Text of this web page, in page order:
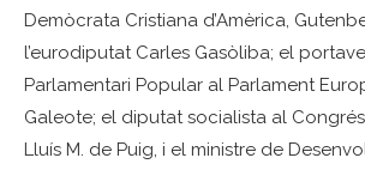
Demòcrata Cristiana d’Amèrica,
l’eurodiputat Carles Gasòliba; el
Parlamentari Popular al Parlament
Galeote; el diputat socialista al
Lluís M. de Puig, i el ministre de